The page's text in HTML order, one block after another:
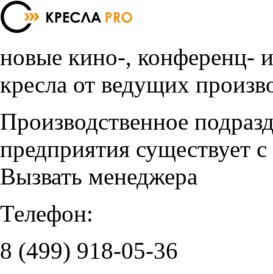
новые кино-, конференц-
кресла от ведущих
Производственное
предприятия существует
Вызвать менеджера
Телефон:
8 (499) 918-05-36